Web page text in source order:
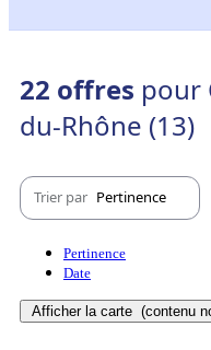
22 offres pour
du-Rhône (13)
Trier par Pertinence
Pertinence
Date
Afficher la carte (contenu